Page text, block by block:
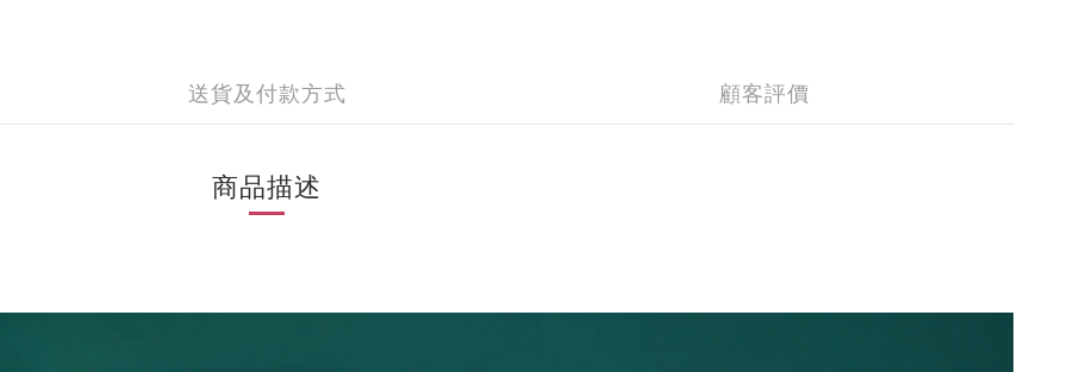
送貨及付款方式 顧客評價
商品描述